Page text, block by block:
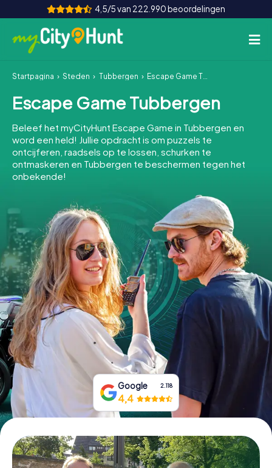
4,5/5 van 222.990 beoordelingen
Hoe het werkt
Steden
Tours
Teamevenement
INT AT CH
DE
ES
FR UK
IE
IT
NL
Boek tickets
Koop cadeaubonnen
Startpagina Steden Tubbergen Escape Game Tubbergen
Escape Game Tubbergen
Beleef het myCityHunt Escape Game in Tubbergen en
word een held! Jullie opdracht is om puzzels te
ontcijferen, raadsels op te lossen, schurken te
ontmaskeren en Tubbergen te beschermen tegen het
onbekende!
Google 2.118
4,4